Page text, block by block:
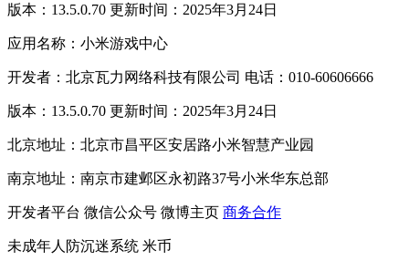
版本：13.5.0.70 更新时间：2025年3月24日
应用名称：小米游戏中心
开发者：北京瓦力网络科技有限公司 电话：010-60606666
版本：13.5.0.70 更新时间：2025年3月24日
北京地址：北京市昌平区安居路小米智慧产业园
南京地址：南京市建邺区永初路37号小米华东总部
开发者平台 微信公众号 微博主页 商务合作
未成年人防沉迷系统 米币